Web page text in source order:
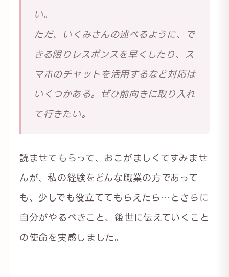
い。
ただ、いくみさんの述べるように、で
きる限りレスポンスを早くしたり、ス
マホのチャットを活用するなど対応は
いくつかある。ぜひ前向きに取り入れ
て行きたい。
読ませてもらって、おこがましくてすみませ
んが、私の経験をどんな職業の方であって
も、少しでも役立ててもらえたら…とさらに
自分がやるべきこと、後世に伝えていくこと
の使命を実感しました。